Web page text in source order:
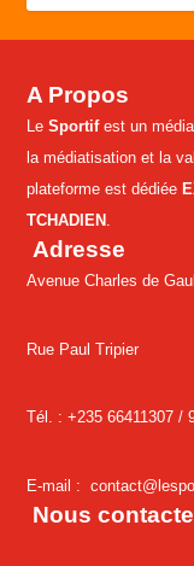
A Propos
LeSportifest un
la médiatisation et la
plateforme est dédiée
TCHADIEN .
Adresse
Avenue Charles de
Rue Paul Tripier
Tél. : +235 66411307 /
E-mail :
Nous